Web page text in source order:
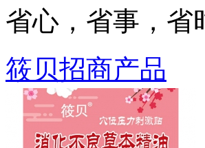
省心，省事，省
筱贝招商产品